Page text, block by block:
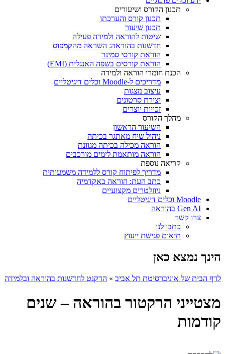
תכנון הקורס ושיעורים
תכנון קורס והערכתו
תכנון שיעור
שיטות להוראה ולמידה פעילה
חדשנות בהוראה: השראה מהקמפוס
הוראת קורסי סמינר
הוראת קורסים בשפה האנגלית (EMI)
הכנת חומרי הוראה ולמידה
מדריכים ל-Moodle וכלים דיגיטליים
עיצוב מצגות
יצירת סרטונים
זכויות יוצרים
מהלך הקורס
השיעור הראשון
ניהול שיח מאתגר בכיתה
הוראה מכילה בכיתה מגוונת
הוראה מותאמת לימים מורכבים
קריאה נוספת
מדריך לפיתוח קורס ללמידה משמעותית
כתב העת: הוראה באקדמיה
ניוזלטרים מקצועיים
Moodle וכלים דיגיטליים
Gen AI בהוראה
צרו קשר
כתבו לנו
תיאום פגישת ייעוץ
הינך נמצא כאן
לדף הבית של אוניברסיטת תל אביב » הדקנט לחדשנות בהוראה ובלמידה
מצטייני הרקטור בהוראה – שנים
קודמות